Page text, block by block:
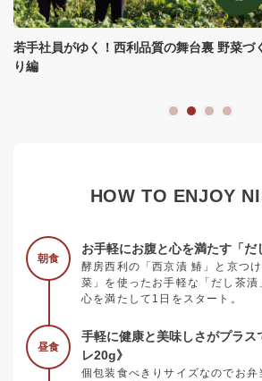
"微生物のプロ"に聞いてみた。「腸活」の最
線、徹底解説！
HOW TO ENJOY
朝食
お手軽にお腹と心を満たす「だ
酵房西利の「西京漬 鰆」と京つ
菜」を使ったお手軽な「だし茶漬
心を満たして1日をスタート。
昼食
手軽に健康と美味しさがプラス
レ20g》
個包装食べきりサイズなのでお弁